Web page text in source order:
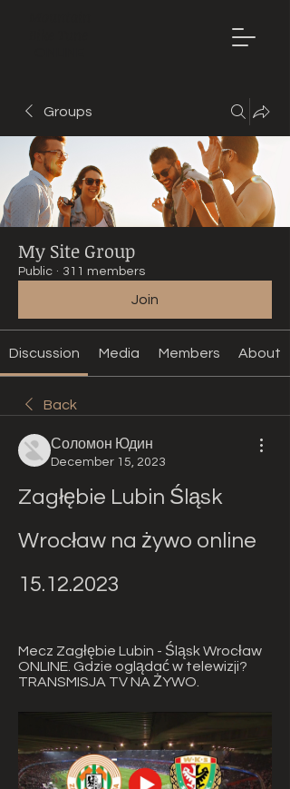
Groups
My Site Group
Public · 311 members
Join
Discussion Media Members About
Back
Соломон Юдин
December 15, 2023
Zagłębie Lubin Śląsk
Wrocław na żywo online
15.12.2023
Mecz Zagłębie Lubin - Śląsk Wrocław
ONLINE. Gdzie oglądać w telewizji?
TRANSMISJA TV NA ŻYWO.